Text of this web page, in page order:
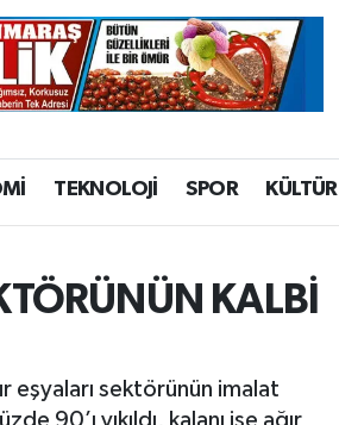
TEKNOLOJİ SPOR KÜLTÜR
KALBİ
eşyaları sektörünün imalat
90’ı yıkıldı, kalanı ise ağır
Durumu ve Fikstür